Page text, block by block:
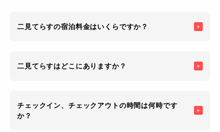
二見てらすの宿泊料金はいくらですか？
二見てらすはどこにありますか？
チェックイン、チェックアウトの時間は何時です
か？